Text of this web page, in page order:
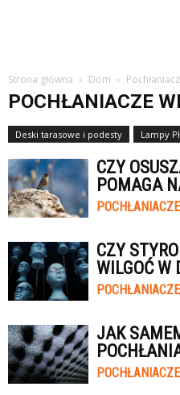
Strona główna Dom
POCHŁANIACZE
Deski tarasowe i podesty Lampy
CZY
POMAGA
CZY
WILGOĆ W
JAK